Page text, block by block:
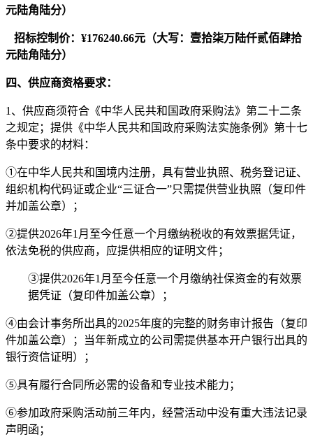
元陆角陆分）
招标控制价： ¥176240.66元（大写：壹拾柒万陆仟贰佰肆拾
元陆角陆分）
四、 供应商资格要求：
1 、供应商须符合《中华人民共和国政府采购法》第二十二条
之规定；提供《中华人民共和国政府采购法实施条例》第十七
条中要求的材料：
①在中华人民共和国境内注册，具有营业执照、税务登记证、
组织机构代码证或企业“三证合一”只需提供营业执照（复印件
并加盖公章）；
②提供2026年1 月至今任意一个月缴纳税收的有效票据凭证，
依法免税的供应商，应提供相应的证明文件；
③提供2026年1 月至今任意一个月缴纳社保资金的有效票
据凭证（复印件加盖公章）；
④由会计事务所出具的2025年度的完整的财务审计报告（复印
件加盖公章）；当年新成立的公司 需提供基本开户银行出具的
银行资信证明）；
⑤具有履行合同所必需的设备和专业技术能力；
⑥参加政府采购活动前三年内，经营活动中没有重大违法记录
声明函；